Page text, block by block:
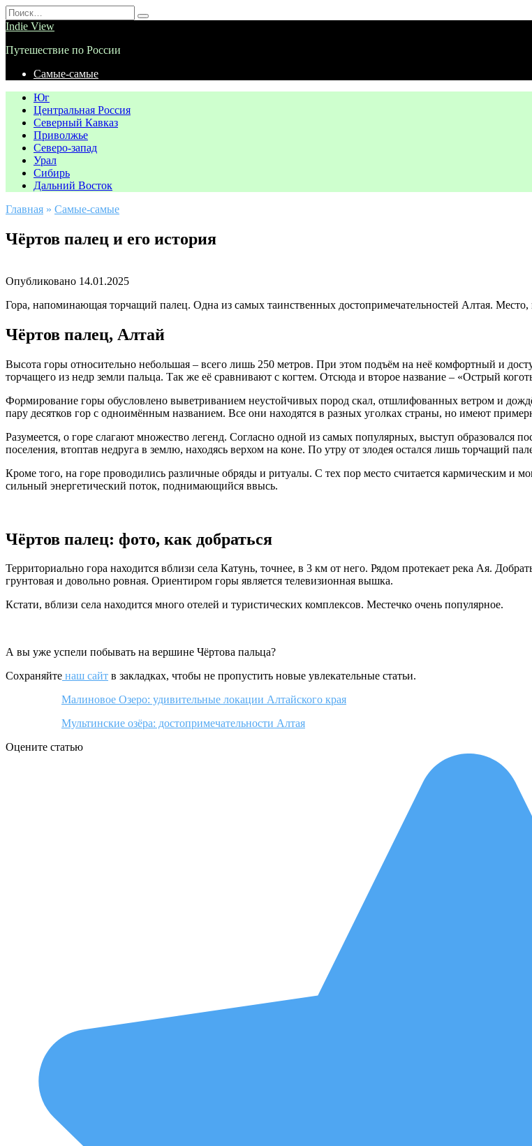
Перейти
к
Search
for:
Indie View
Путешествие по России
Самые-самые
Юг
Центральная Россия
Северный Кавказ
Приволжье
Северо-запад
Урал
Сибирь
Дальний Восток
Главная » Самые-самые
Чёртов палец и его история
Опубликовано 14.01.2025
Гора, напоминающая торчащий палец. Одна из самых таинственных достопримечательностей Алтая.
Чёртов палец, Алтай
Высота горы относительно небольшая – всего лишь 250 метров. При этом подъём на неё комфортный и
торчащего из недр земли пальца. Так же её сравнивают с когтем. Отсюда и второе название – «Острый
Формирование горы обусловлено выветриванием неустойчивых пород скал, отшлифованных ветром и
пару десятков гор с одноимённым названием. Все они находятся в разных уголках страны, но имеют
Разумеется, о горе слагают множество легенд. Согласно одной из самых популярных, выступ образовался
поселения, втоптав недруга в землю, находясь верхом на коне. По утру от злодея остался лишь торчащий
Кроме того, на горе проводились различные обряды и ритуалы. С тех пор место считается кармическим и
сильный энергетический поток, поднимающийся ввысь.
Чёртов палец: фото, как добраться
Территориально гора находится вблизи села Катунь, точнее, в 3 км от него. Рядом протекает река Ая.
грунтовая и довольно ровная. Ориентиром горы является телевизионная вышка.
Кстати, вблизи села находится много отелей и туристических комплексов. Местечко очень популярное.
А вы уже успели побывать на вершине Чёртова пальца?
Сохраняйте наш сайт в закладках, чтобы не пропустить новые увлекательные статьи.
Малиновое Озеро: удивительные локации Алтайского края
Мультинские озёра: достопримечательности Алтая
Оцените статью